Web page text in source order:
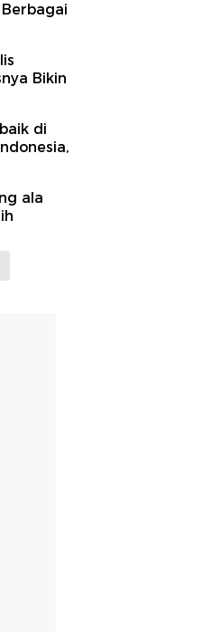
Bikin
di
ala